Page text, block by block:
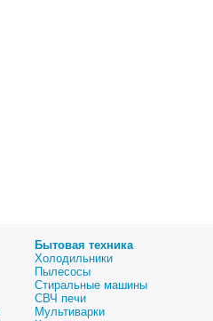
Бытовая техника
Холодильники
Пылесосы
Стиральные машины
СВЧ печи
Мультиварки